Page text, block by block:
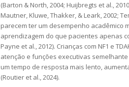
(Barton & North, 2004; Huijbregts et al.,
Mautner, Kluwe, Thakker, & Leark, 2002;
parecem ter um desempenho acadêmico
aprendizagem do que pacientes apenas
Payne et al., 2012). Crianças com NF1 e
atenção e funções executivas
um tempo de resposta mais lento,
(Routier et al., 2024).